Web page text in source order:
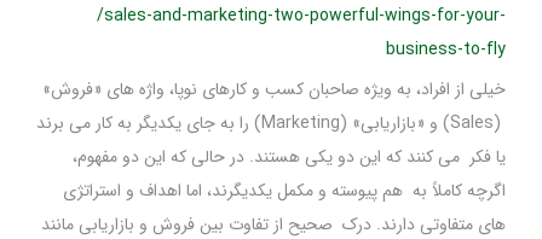
/sales-and-marketing-two-powerful-wings-for-your-
business-to-fly
خیلی از افراد، به ویژه صاحبان کسب و کارهای نوپا، واژه های «فروش»
(Sales) و «بازاریابی» (Marketing) را به جای یکدیگر به کار می برند
یا فکر می کنند که این دو یکی هستند. در حالی که این دو مفهوم،
اگرچه کاملاً به هم پیوسته و مکمل یکدیگرند، اما اهداف و استراتژی
های متفاوتی دارند. درک صحیح از تفاوت بین فروش و بازاریابی مانند